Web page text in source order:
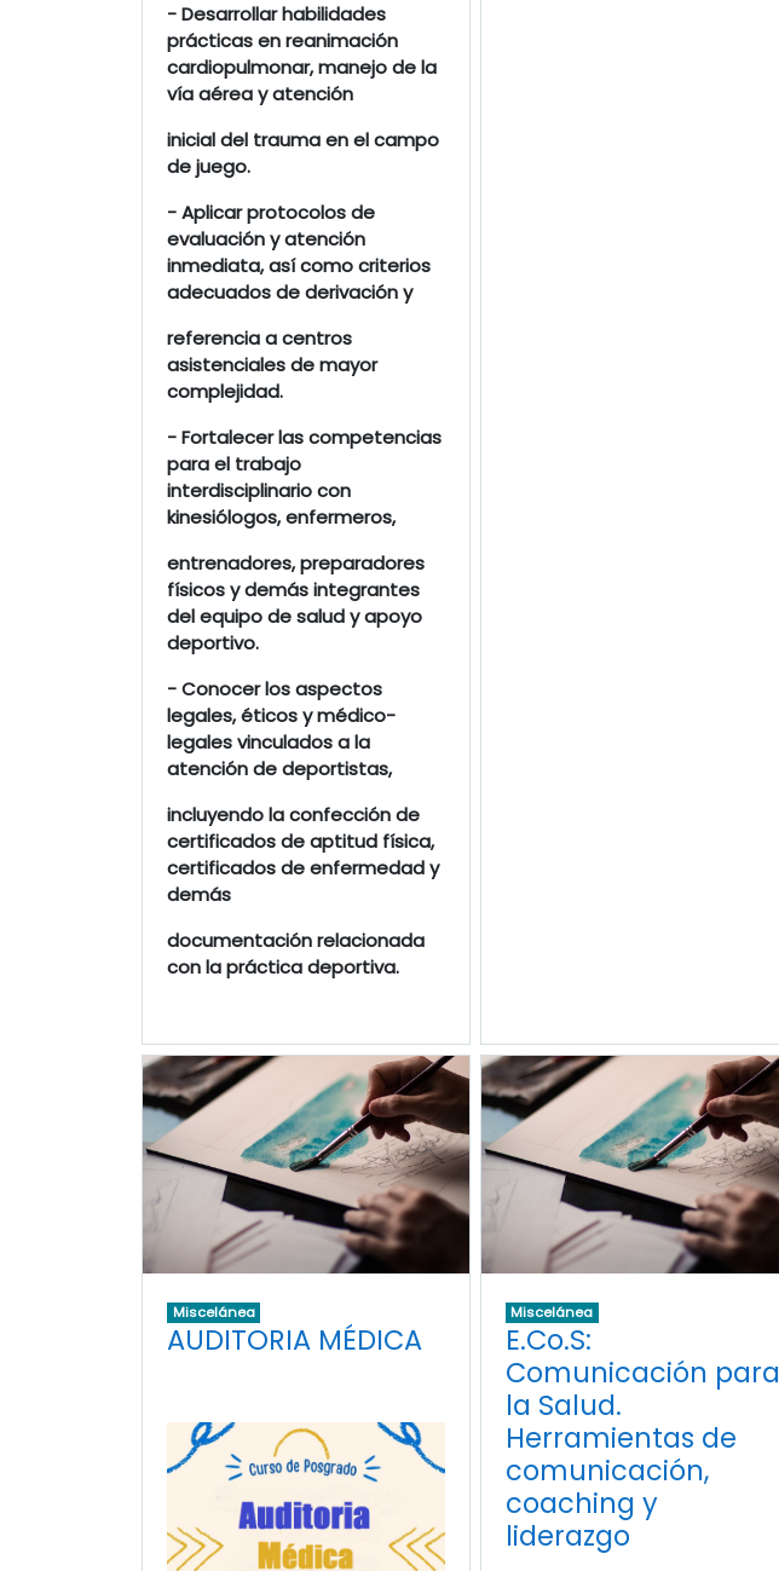
- Desarrollar habilidades
prácticas en reanimación
cardiopulmonar, manejo de la
vía aérea y atención
inicial del trauma en el campo
de juego.
- Aplicar protocolos de
evaluación y atención
inmediata, así como criterios
adecuados de derivación y
referencia a centros
asistenciales de mayor
complejidad.
- Fortalecer las competencias
para el trabajo
interdisciplinario con
kinesiólogos, enfermeros,
entrenadores, preparadores
físicos y demás integrantes
del equipo de salud y apoyo
deportivo.
- Conocer los aspectos
legales, éticos y médico-
legales vinculados a la
atención de deportistas,
incluyendo la confección de
certificados de aptitud física,
certificados de enfermedad y
demás
documentación relacionada
con la práctica deportiva.
Miscelánea
AUDITORIA MÉDICA
Miscelánea
E.Co.S:
Comunicación para
la Salud.
Herramientas de
comunicación,
coaching y
liderazgo